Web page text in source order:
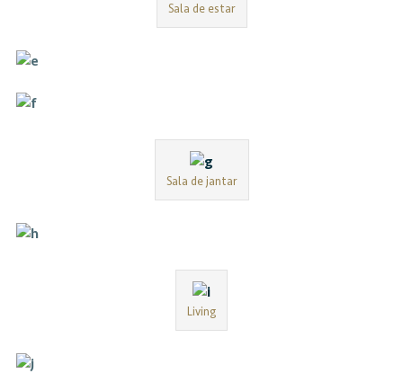
Sala de estar
Sala de jantar
Living